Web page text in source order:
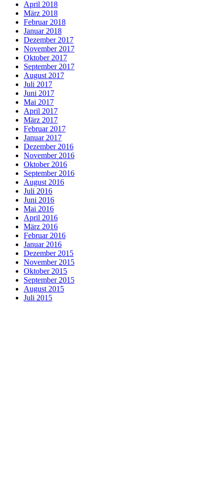
April 2018
März 2018
Februar 2018
Januar 2018
Dezember 2017
November 2017
Oktober 2017
September 2017
August 2017
Juli 2017
Juni 2017
Mai 2017
April 2017
März 2017
Februar 2017
Januar 2017
Dezember 2016
November 2016
Oktober 2016
September 2016
August 2016
Juli 2016
Juni 2016
Mai 2016
April 2016
März 2016
Februar 2016
Januar 2016
Dezember 2015
November 2015
Oktober 2015
September 2015
August 2015
Juli 2015